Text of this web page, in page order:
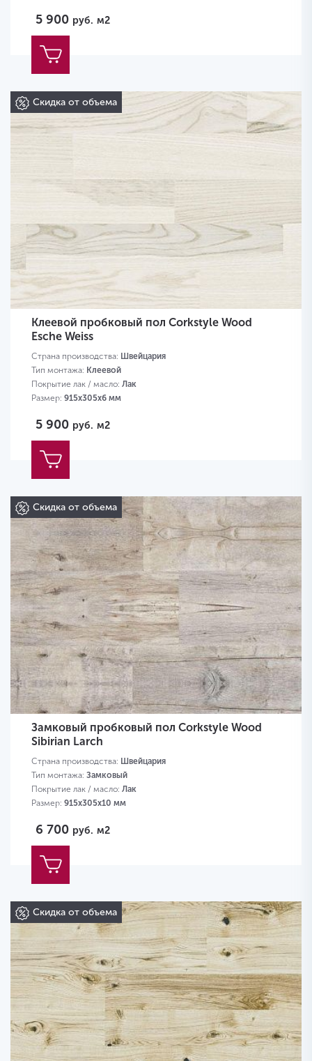
5 900 руб. м2
Скидка от объема
Клеевой пробковый пол Corkstyle Wood
Esche Weiss
Страна производства: Швейцария
Тип монтажа: Клеевой
Покрытие лак / масло: Лак
Размер: 915х305х6 мм
5 900 руб. м2
Скидка от объема
Замковый пробковый пол Corkstyle Wood
Sibirian Larch
Страна производства: Швейцария
Тип монтажа: Замковый
Покрытие лак / масло: Лак
Размер: 915х305х10 мм
6 700 руб. м2
Скидка от объема